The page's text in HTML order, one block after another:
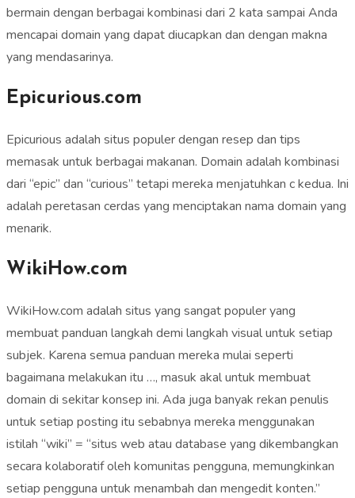
bermain dengan berbagai kombinasi dari 2 kata sampai Anda
mencapai domain yang dapat diucapkan dan dengan makna
yang mendasarinya.
Epicurious.com
Epicurious adalah situs populer dengan resep dan tips
memasak untuk berbagai makanan. Domain adalah kombinasi
dari “epic” dan “curious” tetapi mereka menjatuhkan c kedua. Ini
adalah peretasan cerdas yang menciptakan nama domain yang
menarik.
WikiHow.com
WikiHow.com adalah situs yang sangat populer yang
membuat panduan langkah demi langkah visual untuk setiap
subjek. Karena semua panduan mereka mulai seperti
bagaimana melakukan itu …, masuk akal untuk membuat
domain di sekitar konsep ini. Ada juga banyak rekan penulis
untuk setiap posting itu sebabnya mereka menggunakan
istilah “wiki” = “situs web atau database yang dikembangkan
secara kolaboratif oleh komunitas pengguna, memungkinkan
setiap pengguna untuk menambah dan mengedit konten.”